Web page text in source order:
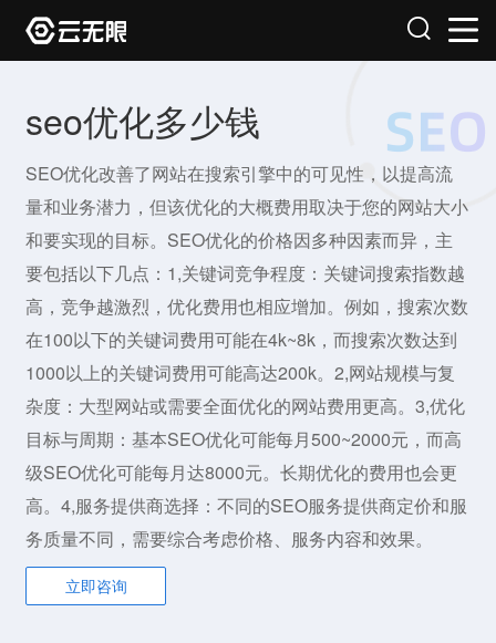
seo优化多少钱
SEO优化改善了网站在搜索引擎中的可见性，以提高流
量和业务潜力，但该优化的大概费用取决于您的网站大小
和要实现的目标。SEO优化的价格因多种因素而异，主
要包括以下几点：1,关键词竞争程度：关键词搜索指数越
高，竞争越激烈，优化费用也相应增加。例如，搜索次数
在100以下的关键词费用可能在4k~8k，而搜索次数达到
1000以上的关键词费用可能高达200k。2,网站规模与复
杂度：大型网站或需要全面优化的网站费用更高。3,优化
目标与周期：基本SEO优化可能每月500~2000元，而高
级SEO优化可能每月达8000元。长期优化的费用也会更
高。4,服务提供商选择：不同的SEO服务提供商定价和服
务质量不同，需要综合考虑价格、服务内容和效果。
立即咨询